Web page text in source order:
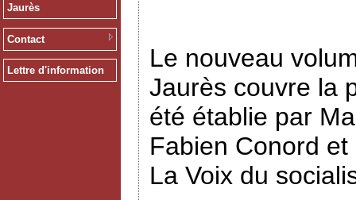
Jaurès
Contact
Lettre d'information
Le nouveau
Jaurès couvre la
été établie par
Fabien Conord
La Voix du